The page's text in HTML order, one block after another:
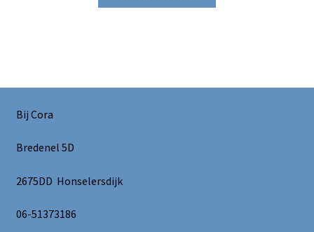
€24.95. €17.95.
optie
Bij Cora
Bredenel 5D
2675DD Honselersdijk
06-51373186